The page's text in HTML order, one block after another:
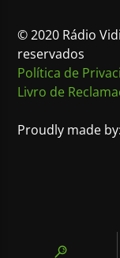
© 2020 Rádio
reservados
Política de
Livro de
Proudly made by: